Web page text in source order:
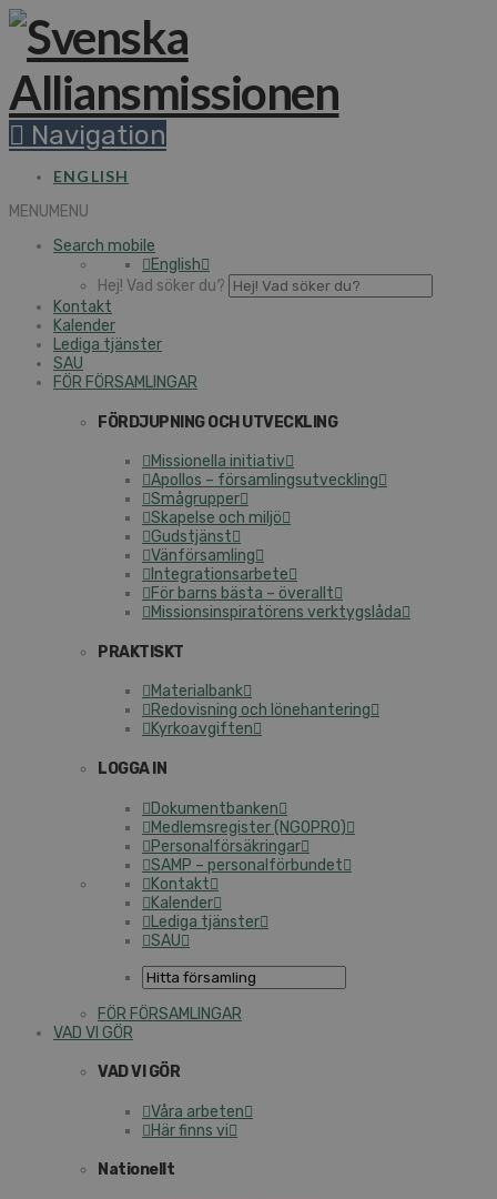
Na­vi­ga­tion
ENGLISH
MENUMENU
Search mobile
English
Hej! Vad söker du?
Kontakt
Kalender
Lediga tjänster
SAU
FÖR FÖR­SAM­LING­AR
FÖR­DJUP­NING OCH UT­VECK­LING
Mis­sio­nel­la initiativ
Apollos – för­sam­lings­ut­veck­ling
Små­grup­per
Skapelse och miljö
Guds­tjänst
Vän­för­sam­ling
In­teg­ra­tions­ar­be­te
För barns bästa – överallt
Mis­sions­in­spi­ra­tö­rens verk­tygs­lå­da
PRAKTISKT
Ma­te­ri­al­bank
Re­do­vis­ning och lö­ne­han­te­ring
Kyr­ko­av­gif­ten
LOGGA IN
Do­ku­ment­ban­ken
Med­lems­re­gis­ter (NGOPRO)
Per­sonal­för­säk­ring­ar
SAMP – per­sonal­för­bun­det
Kontakt
Kalender
Lediga tjänster
SAU
FÖR FÖR­SAM­LING­AR
VAD VI GÖR
VAD VI GÖR
Våra arbeten
Här finns vi
Na­tio­nellt